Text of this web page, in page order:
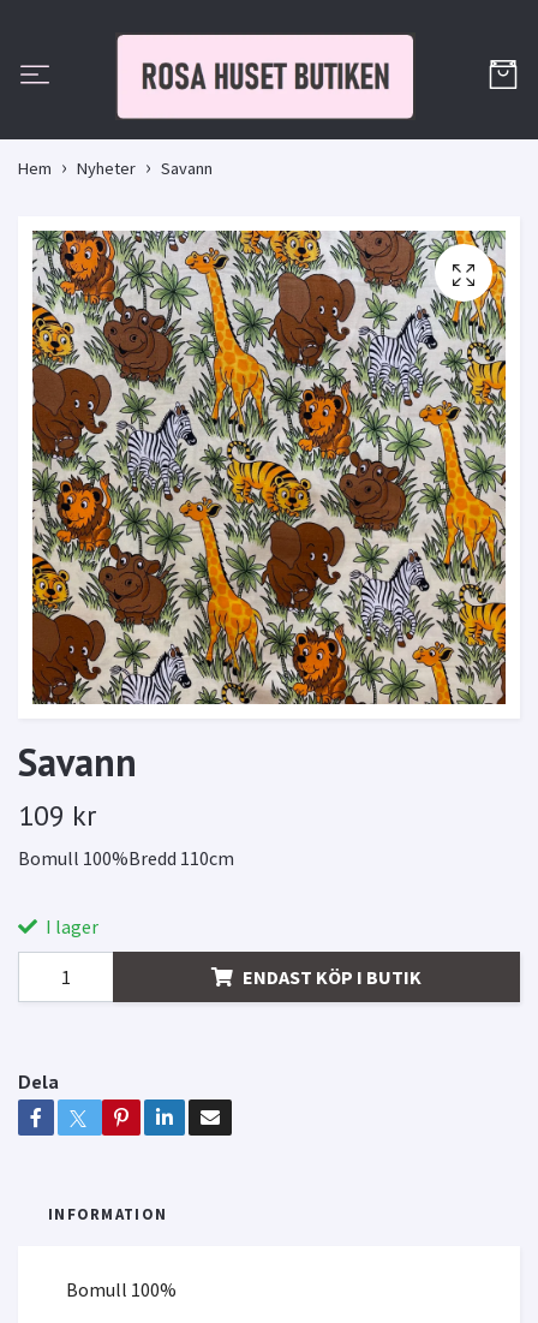
Hem Nyheter Savann
Savann
109 kr
Bomull 100%Bredd 110cm
I lager
ENDAST KÖP I BUTIK
Dela
INFORMATION
Bomull 100%